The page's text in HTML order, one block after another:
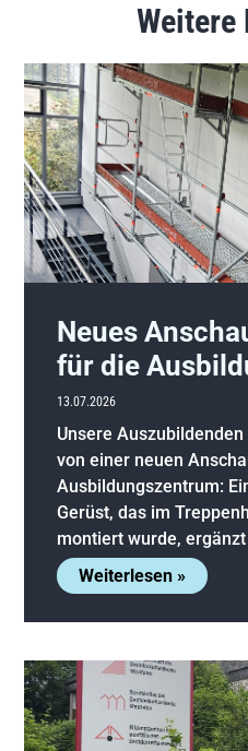
Weitere
Neues
für die
13.07.2026
Unsere
von einer neuen
Ausbildungszentrum:
Gerüst, das im
montiert wurde,
Weiterlesen »